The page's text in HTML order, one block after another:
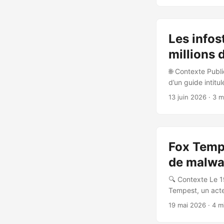
Les
millions
🌐 Contexte
d’un guide
s’appuie sur les
dont plus d’1
associés à des
données
Familles de
13 juin 2026 · 3
Fox
de
🔍 Contexte Le
Tempest, un
à la demande
19 mai 2026 · 4